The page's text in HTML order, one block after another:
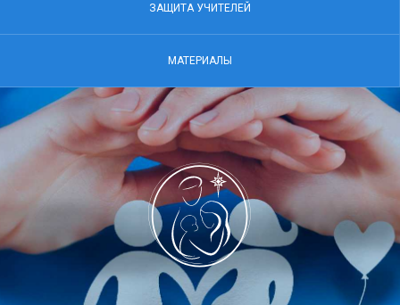
ЗАЩИТА УЧИТЕЛЕЙ
МАТЕРИАЛЫ